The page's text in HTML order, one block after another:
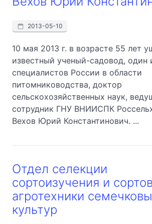
2013-05-10
10 мая 2013 г. в возрасте 55 лет
известный ученый-садовод, один
специалистов России в области
питомниководства, доктор
сельскохозяйственных наук,
сотрудник ГНУ ВНИИСПК
Вехов Юрий Константинович. ...
Отдел селекции
сортоизучения и
агротехники
культур